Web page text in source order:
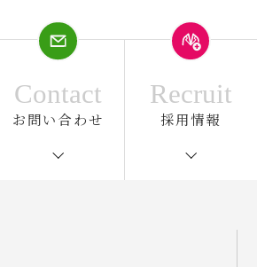
Contact
お問い合わせ
Recruit
採用情報